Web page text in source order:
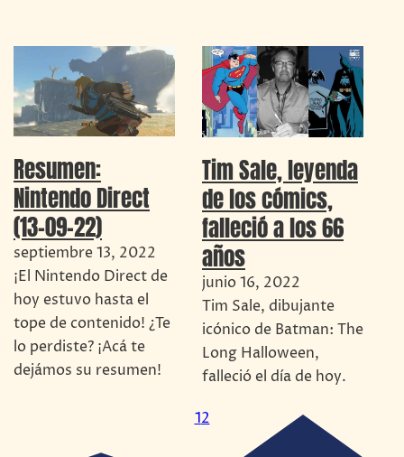
Resumen:
Nintendo Direct
(13-09-22)
septiembre 13, 2022
¡El Nintendo Direct de
hoy estuvo hasta el
tope de contenido! ¿Te
lo perdiste? ¡Acá te
dejámos su resumen!
Tim Sale, leyenda
de los cómics,
falleció a los 66
años
junio 16, 2022
Tim Sale, dibujante
icónico de Batman: The
Long Halloween,
falleció el día de hoy.
12